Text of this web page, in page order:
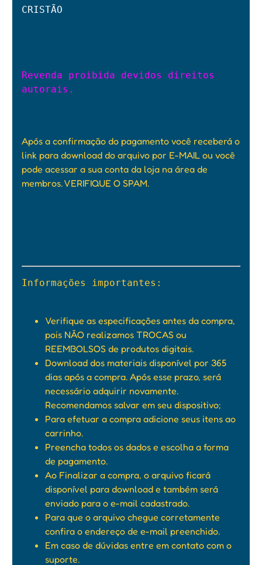
CRISTÃO
Revenda proibida devidos direitos
autorais.
Após a confirmação do pagamento você receberá o
link para download do arquivo por E-MAIL ou você
pode acessar a sua conta da loja na área de
membros. VERIFIQUE O SPAM.
Informações importantes:
Verifique as especificações antes da compra,
pois NÃO realizamos TROCAS ou
REEMBOLSOS de produtos digitais.
Download dos materiais disponível por 365
dias após a compra. Após esse prazo, será
necessário adquirir novamente.
Recomendamos salvar em seu dispositivo;
Para efetuar a compra adicione seus itens ao
carrinho.
Preencha todos os dados e escolha a forma
de pagamento.
Ao Finalizar a compra, o arquivo ficará
disponível para download e também será
enviado para o e-mail cadastrado.
Para que o arquivo chegue corretamente
confira o endereço de e-mail preenchido.
Em caso de dúvidas entre em contato com o
suporte.